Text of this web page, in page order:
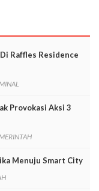
Raffles Residence
Provokasi Aksi 3
Menuju Smart City